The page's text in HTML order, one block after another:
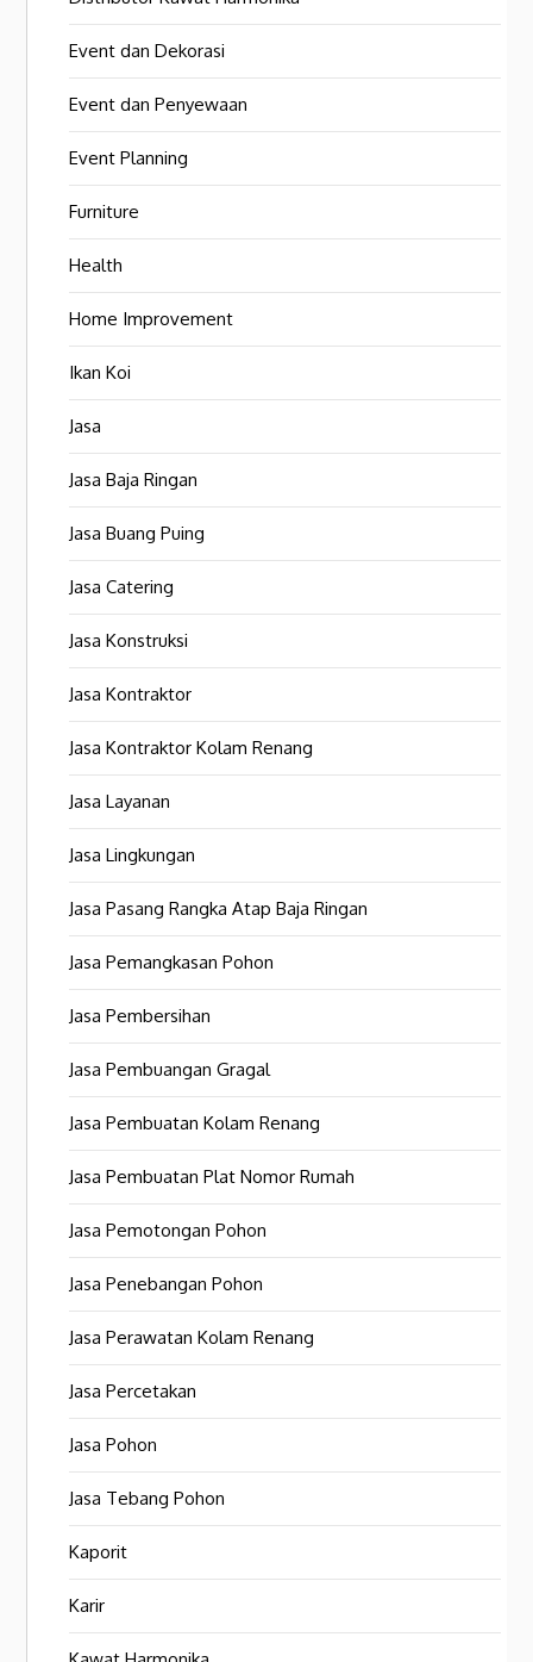
Event dan Dekorasi
Event dan Penyewaan
Event Planning
Furniture
Health
Home Improvement
Ikan Koi
Jasa
Jasa Baja Ringan
Jasa Buang Puing
Jasa Catering
Jasa Konstruksi
Jasa Kontraktor
Jasa Kontraktor Kolam Renang
Jasa Layanan
Jasa Lingkungan
Jasa Pasang Rangka Atap Baja Ringan
Jasa Pemangkasan Pohon
Jasa Pembersihan
Jasa Pembuangan Gragal
Jasa Pembuatan Kolam Renang
Jasa Pembuatan Plat Nomor Rumah
Jasa Pemotongan Pohon
Jasa Penebangan Pohon
Jasa Perawatan Kolam Renang
Jasa Percetakan
Jasa Pohon
Jasa Tebang Pohon
Kaporit
Karir